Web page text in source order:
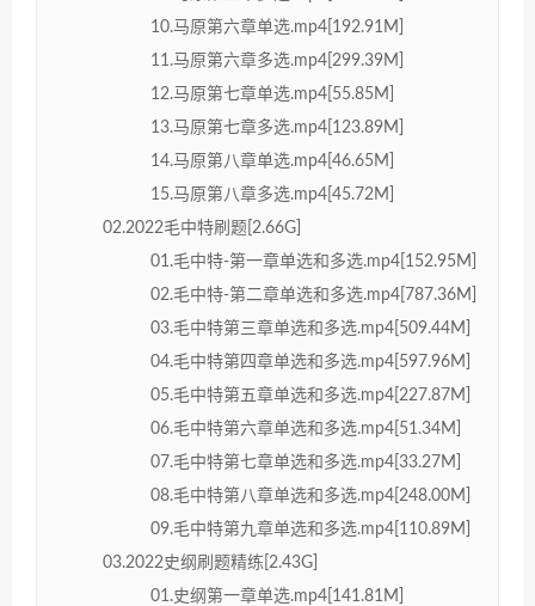
10.马原第六章单选.mp4[192.91M]
11.马原第六章多选.mp4[299.39M]
12.马原第七章单选.mp4[55.85M]
13.马原第七章多选.mp4[123.89M]
14.马原第八章单选.mp4[46.65M]
15.马原第八章多选.mp4[45.72M]
02.2022毛中特刷题[2.66G]
01.毛中特-第一章单选和多选.mp4[152.95M]
02.毛中特-第二章单选和多选.mp4[787.36M]
03.毛中特第三章单选和多选.mp4[509.44M]
04.毛中特第四章单选和多选.mp4[597.96M]
05.毛中特第五章单选和多选.mp4[227.87M]
06.毛中特第六章单选和多选.mp4[51.34M]
07.毛中特第七章单选和多选.mp4[33.27M]
08.毛中特第八章单选和多选.mp4[248.00M]
09.毛中特第九章单选和多选.mp4[110.89M]
03.2022史纲刷题精练[2.43G]
01.史纲第一章单选.mp4[141.81M]